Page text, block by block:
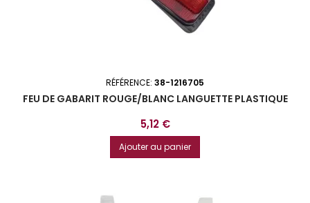
RÉFÉRENCE: 38-1216705
FEU DE GABARIT ROUGE/BLANC LANGUETTE PLASTIQUE
Prix
5,12 €
Ajouter au panier